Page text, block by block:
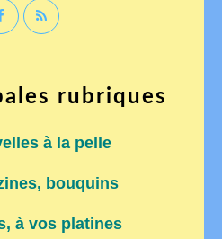
rubriques
à la pelle
bouquins
à vos platines